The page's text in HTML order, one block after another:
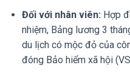
Đối với nhân viên: Hợp
nhiệm, Bảng lương 3
du lịch có mộc đỏ của
đóng Bảo hiểm xã hội